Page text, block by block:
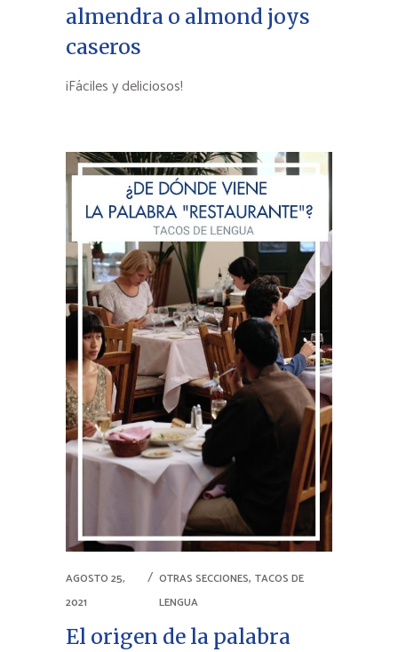
almendra o almond joys
caseros
¡Fáciles y deliciosos!
AGOSTO 25,
2021
OTRAS SECCIONES,TACOS DE
LENGUA
El origen de la palabra